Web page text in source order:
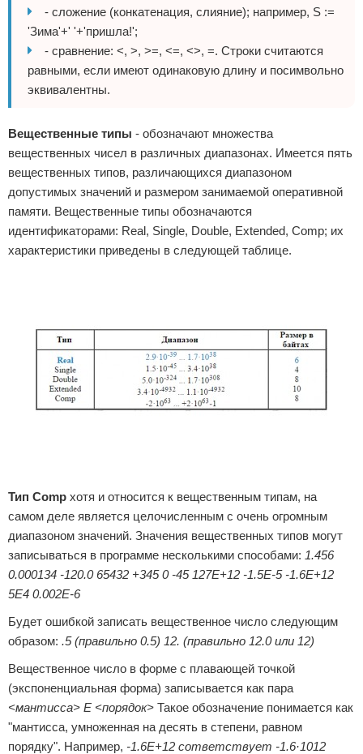
- сложение (конкатенация, слияние); например, S :=
'Зима'+' '+'пришла!';
- сравнение: <, >, >=, <=, <>, =. Строки считаются
равными, если имеют одинаковую длину и посимвольно
эквивалентны.
Вещественные типы - обозначают множества
вещественных чисел в различных диапазонах. Имеется пять
вещественных типов, различающихся диапазоном
допустимых значений и размером занимаемой оперативной
памяти. Вещественные типы обозначаются
идентификаторами: Real, Single, Double, Extended, Comp; их
характеристики приведены в следующей таблице.
Тип Comp хотя и относится к вещественным типам, на
самом деле является целочисленным с очень огромным
диапазоном значений. Значения вещественных типов могут
записываться в программе несколькими способами: 1.456
0.000134 -120.0 65432 +345 0 -45 127E+12 -1.5E-5 -1.6E+12
5E4 0.002E-6
Будет ошибкой записать вещественное число следующим
образом: .5 (правильно 0.5) 12. (правильно 12.0 или 12)
Вещественное число в форме с плавающей точкой
(экспоненциальная форма) записывается как пара
<мантисса> Е <порядок> Такое обозначение понимается как
"мантисса, умноженная на десять в степени, равном
порядку". Например, -1.6E+12 сответствует -1.6·1012